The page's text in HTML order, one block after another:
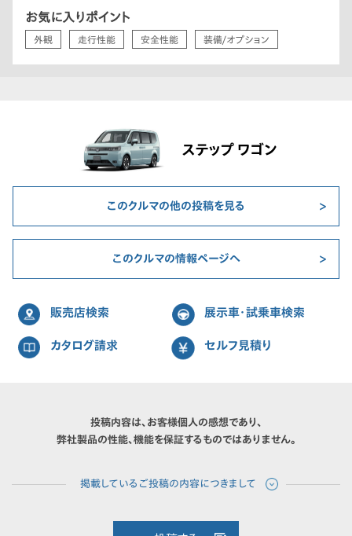
お気に入りポイント
外観 走行性能 安全性能 装備/オプション
ステップ ワゴン
このクルマの他の投稿を見る
このクルマの情報ページへ
販売店検索 展示車・試乗車検索
カタログ請求 セルフ見積り
投稿内容は、お客様個人の感想であり、
弊社製品の性能、機能を保証するものではありません。